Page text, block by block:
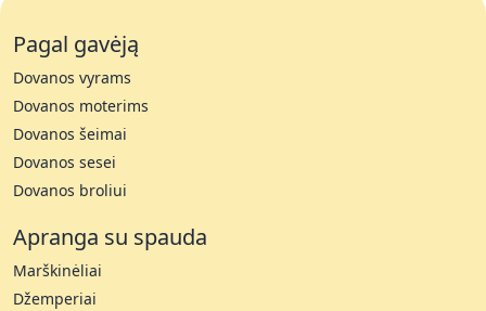
Pagal gavėją
Dovanos vyrams
Dovanos moterims
Dovanos šeimai
Dovanos sesei
Dovanos broliui
Apranga su spauda
Marškinėliai
Džemperiai